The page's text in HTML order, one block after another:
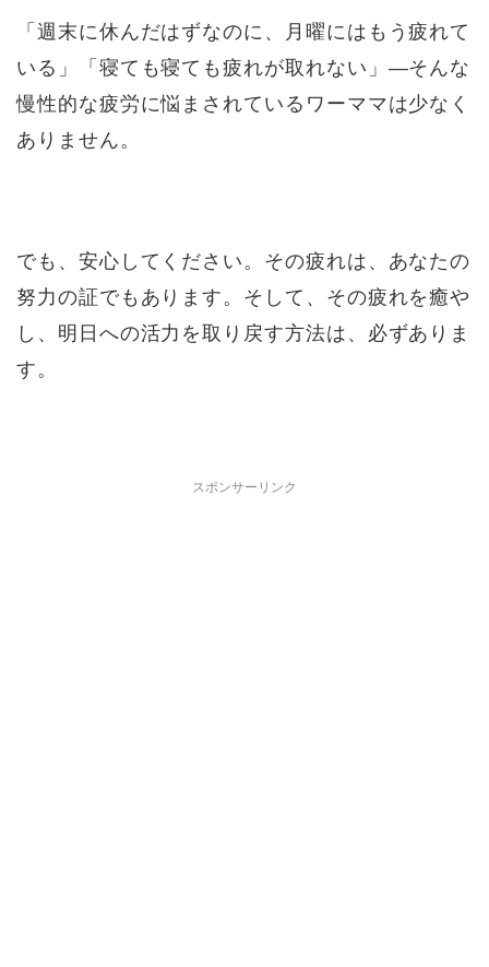
「週末に休んだはずなのに、月曜にはもう疲れて
いる」「寝ても寝ても疲れが取れない」—そんな
慢性的な疲労に悩まされているワーママは少なく
ありません。
でも、安心してください。その疲れは、あなたの
努力の証でもあります。そして、その疲れを癒や
し、明日への活力を取り戻す方法は、必ずありま
す。
スポンサーリンク